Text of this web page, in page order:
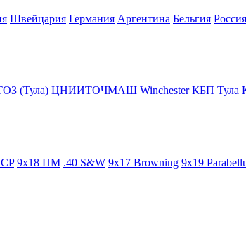
Швейцария Германия Аргентина Бельгия Росcия
(Тула) ЦНИИТОЧМАШ Winchester КБП Тула
9x18 ПМ .40 S&W 9x17 Browning 9x19